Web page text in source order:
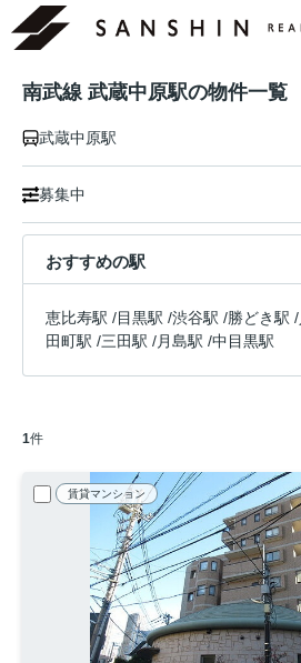
南武線 武蔵中原駅の物件一覧
武蔵中原駅
募集中
おすすめの駅
恵比寿駅 /目黒駅 /渋谷駅 /勝どき駅 /
田町駅 /三田駅 /月島駅 /中目黒駅
1件
賃貸マンション